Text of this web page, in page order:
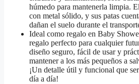
húmedo para mantenerla limpia.
con metal sólido, y sus patas
dañan el suelo durante el
Ideal como regalo en Baby
regalo perfecto para cualquier
diseño seguro, fácil de usar y
mantener a los más pequeños a
¡Un detalle útil y funcional que
día a día!